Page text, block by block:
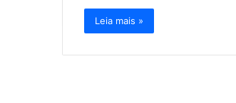
Leia mais »